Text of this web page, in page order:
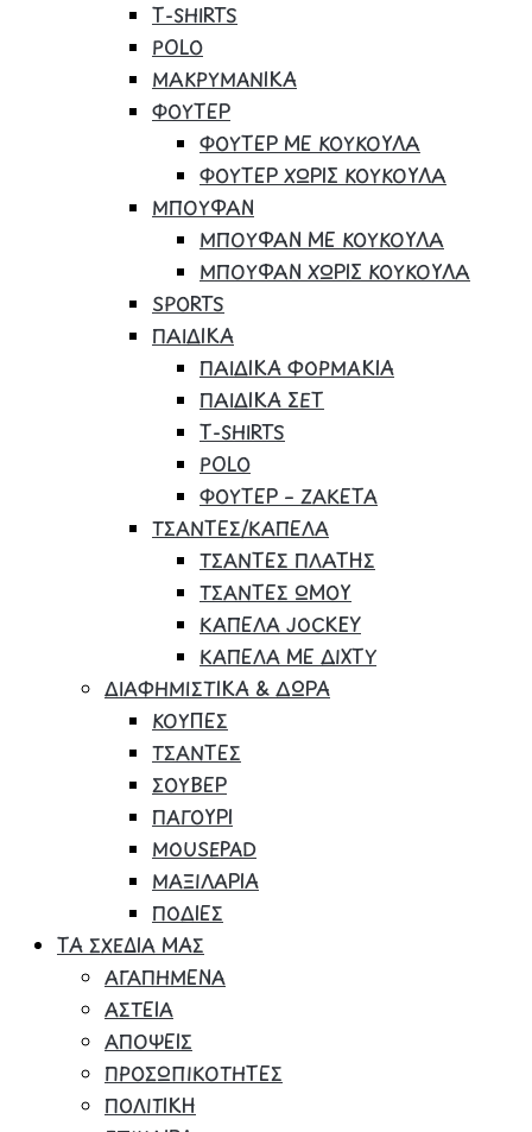
Τ-SHIRTS
POLO
ΜΑΚΡΥΜΑΝΙΚΑ
ΦΟΥΤΕΡ
ΦΟΥΤΕΡ ΜΕ ΚΟΥΚΟΥΛΑ
ΦΟΥΤΕΡ ΧΩΡΙΣ ΚΟΥΚΟΥΛΑ
ΜΠΟΥΦΑΝ
ΜΠΟΥΦΑΝ ΜΕ ΚΟΥΚΟΥΛΑ
ΜΠΟΥΦΑΝ ΧΩΡΙΣ ΚΟΥΚΟΥΛΑ
SPORTS
ΠΑΙΔΙΚΑ
ΠΑΙΔΙΚΑ ΦΟΡΜΑΚΙΑ
ΠΑΙΔΙΚΑ ΣΕΤ
Τ-SHIRTS
POLO
ΦΟΥΤΕΡ – ΖΑΚΕΤΑ
ΤΣΑΝΤΕΣ/ΚΑΠΕΛΑ
ΤΣΑΝΤΕΣ ΠΛΑΤΗΣ
ΤΣΑΝΤΕΣ ΩΜΟΥ
ΚΑΠΕΛΑ JOCKEY
ΚΑΠΕΛΑ ΜΕ ΔΙΧΤΥ
ΔΙΑΦΗΜΙΣΤΙΚΑ & ΔΩΡΑ
ΚΟΥΠΕΣ
ΤΣΑΝΤΕΣ
ΣΟΥΒΕΡ
ΠΑΓΟΥΡΙ
MOUSEPAD
ΜΑΞΙΛΑΡΙΑ
ΠΟΔΙΕΣ
ΤΑ ΣΧΕΔΙΑ ΜΑΣ
ΑΓΑΠΗΜΕΝΑ
ΑΣΤΕΙΑ
ΑΠΟΨΕΙΣ
ΠΡΟΣΩΠΙΚΟΤΗΤΕΣ
ΠΟΛΙΤΙΚΗ